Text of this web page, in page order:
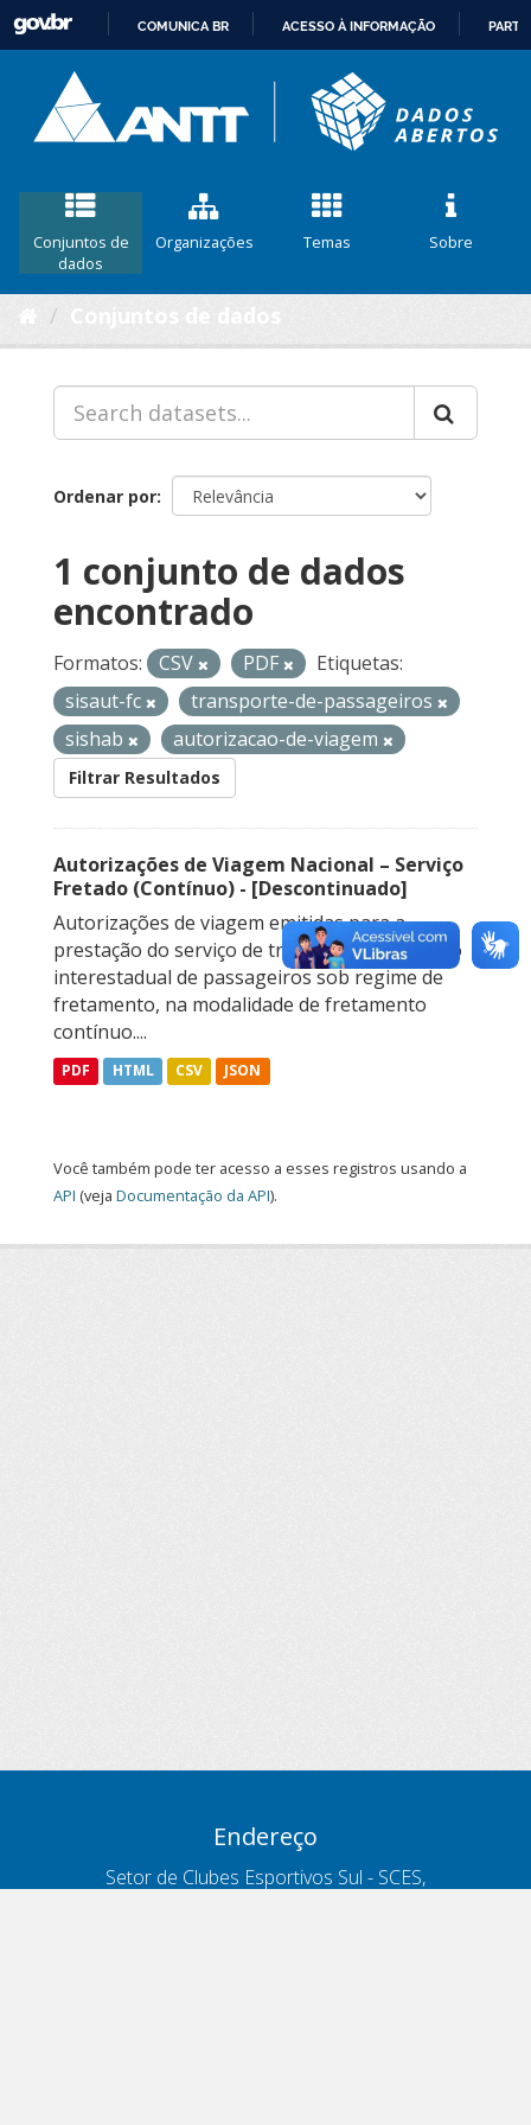
CONTEÚDO
COMUNICA BR ACESSO À INFORMAÇÃO
Conjuntos de
dados
Organizações Temas Sobre
Ordenar por
1 conjunto de dados
encontrado
Formatos: CSV PDF
Etiquetas:
sisaut-fc
transporte-de-passageiros
sishab
autorizacao-de-viagem
Filtrar Resultados
Autorizações de Viagem Nacional – Serviço
Fretado (Contínuo) - [Descontinuado]
Autorizações de viagem emitidas para a
prestação do serviço de transporte rodoviário
interestadual de passageiros sob regime de
fretamento, na modalidade de fretamento
contínuo....
PDF HTML CSV JSON
Você também pode ter acesso a esses registros usando a
API (veja Documentação da API).
Endereço
Setor de Clubes Esportivos Sul - SCES,